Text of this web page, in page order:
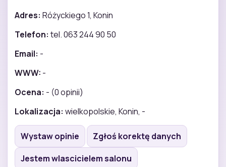
Adres: Różyckiego 1, Konin
Telefon: tel. 063 244 90 50
Email: -
WWW: -
Ocena: - (0 opinii)
Lokalizacja: wielkopolskie, Konin, -
Wystaw opinie
Zgłoś korektę danych
Jestem wlascicielem salonu